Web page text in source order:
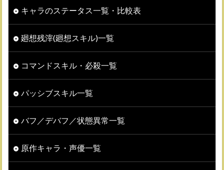
キャラのステータス一覧・比較表
廻想残滓(廻想スキル)一覧
コマンドスキル・必殺一覧
パッシブスキル一覧
バフ／デバフ／状態異常一覧
原作キャラ・声優一覧